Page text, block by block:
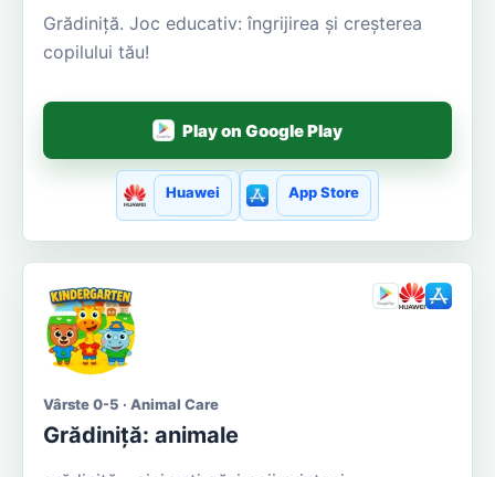
Grădiniţă. Joc educativ: îngrijirea și creșterea
copilului tău!
Play on Google Play
Huawei App Store
Vârste 0-5 · Animal Care
Grădiniță: animale